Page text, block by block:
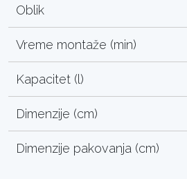
Oblik
Vreme montaže (min)
Kapacitet (l)
Dimenzije (cm)
Dimenzije pakovanja (cm)